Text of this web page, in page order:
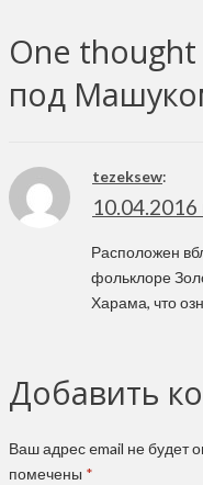
One
под
tezeksew:
10.04.2016
Расположен
фольклоре
Харама, что
Добавить
Ваш адрес email не будет
помечены *